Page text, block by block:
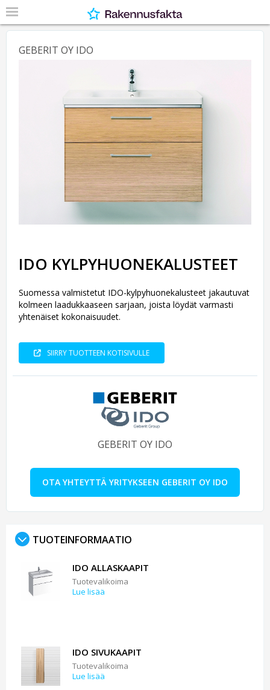
GEBERIT OY IDO
IDO KYLPYHUONEKALUSTEET
Suomessa valmistetut IDO-kylpyhuonekalusteet jakautuvat
kolmeen laadukkaaseen sarjaan, joista löydät varmasti
yhtenäiset kokonaisuudet.
SIIRRY TUOTTEEN KOTISIVULLE
GEBERIT OY IDO
OTA YHTEYTTÄ YRITYKSEEN GEBERIT OY IDO
TUOTEINFORMAATIO
IDO ALLASKAAPIT
Tuotevalikoima
Lue lisää
IDO SIVUKAAPIT
Tuotevalikoima
Lue lisää